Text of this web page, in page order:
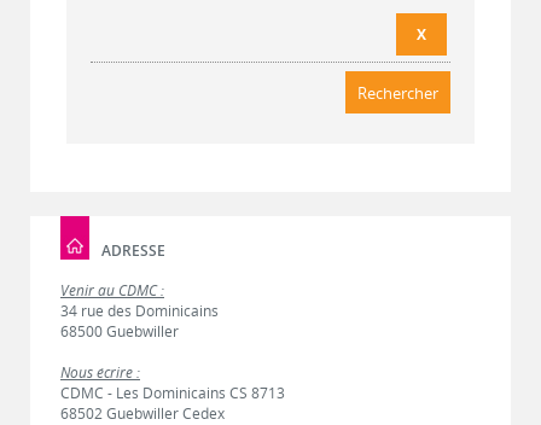
ADRESSE
Venir au CDMC :
34 rue des Dominicains
68500 Guebwiller
Nous écrire :
CDMC - Les Dominicains CS 8713
68502 Guebwiller Cedex